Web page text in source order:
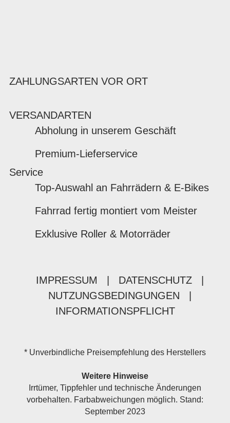
ZAHLUNGSARTEN VOR ORT
VERSANDARTEN
Abholung in unserem Geschäft
Premium-Lieferservice
Service
Top-Auswahl an Fahrrädern & E-Bikes
Fahrrad fertig montiert vom Meister
Exklusive Roller & Motorräder
IMPRESSUM DATENSCHUTZ
NUTZUNGSBEDINGUNGEN
INFORMATIONSPFLICHT
* Unverbindliche Preisempfehlung des Herstellers
Weitere Hinweise
Irrtümer, Tippfehler und technische Änderungen
vorbehalten. Farbabweichungen möglich. Stand:
September 2023